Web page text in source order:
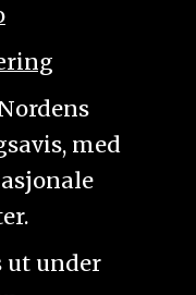
med
ut under